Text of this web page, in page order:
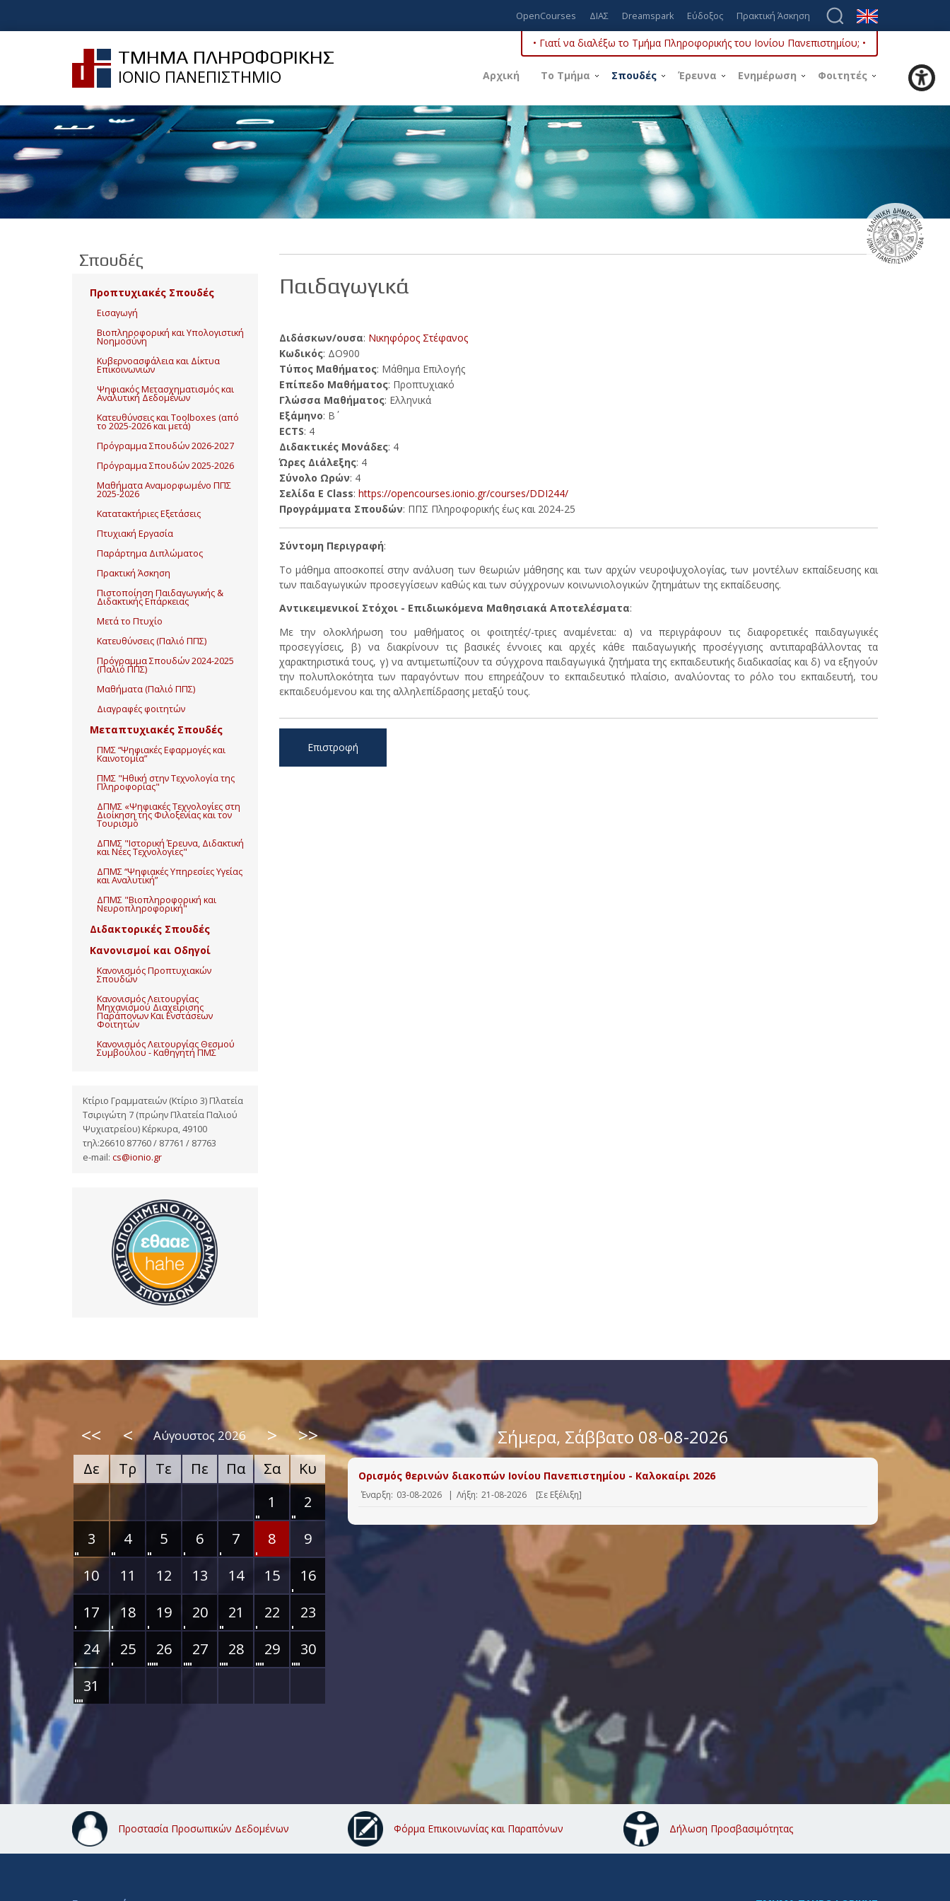
OpenCourses ΔΙΑΣ Dreamspark Εύδοξος Πρακτική Άσκηση
ΤΜΗΜΑ ΠΛΗΡΟΦΟΡΙΚΗΣ
ΙΟΝΙΟ ΠΑΝΕΠΙΣΤΗΜΙΟ
• Γιατί να διαλέξω το Τμήμα Πληροφορικής του Ιονίου Πανεπιστημίου; •
Αρχική Το Τμήμα Σπουδές Έρευνα Ενημέρωση Φοιτητές
Παιδαγωγικά
Διδάσκων/ουσα: Νικηφόρος Στέφανος
Κωδικός: ΔΟ900
Τύπος Μαθήματος: Μάθημα Επιλογής
Επίπεδο Μαθήματος: Προπτυχιακό
Γλώσσα Μαθήματος: Ελληνικά
Εξάμηνο: Β΄
ECTS: 4
Διδακτικές Μονάδες: 4
Ώρες Διάλεξης: 4
Σύνολο Ωρών: 4
Σελίδα E Class: https://opencourses.ionio.gr/courses/DDI244/
Προγράμματα Σπουδών: ΠΠΣ Πληροφορικής έως και 2024-25
Σύντομη Περιγραφή:
Το μάθημα αποσκοπεί στην ανάλυση των θεωριών μάθησης και των αρχών νευροψυχολογίας, των μοντέλων εκπαίδευσης και
των παιδαγωγικών προσεγγίσεων καθώς και των σύγχρονων κοινωνιολογικών ζητημάτων της εκπαίδευσης.
Αντικειμενικοί Στόχοι - Επιδιωκόμενα Μαθησιακά Αποτελέσματα:
Με την ολοκλήρωση του μαθήματος οι φοιτητές/-τριες αναμένεται: α) να περιγράφουν τις διαφορετικές παιδαγωγικές
προσεγγίσεις, β) να διακρίνουν τις βασικές έννοιες και αρχές κάθε παιδαγωγικής προσέγγισης αντιπαραβάλλοντας τα
χαρακτηριστικά τους, γ) να αντιμετωπίζουν τα σύγχρονα παιδαγωγικά ζητήματα της εκπαιδευτικής διαδικασίας και δ) να εξηγούν
την πολυπλοκότητα των παραγόντων που επηρεάζουν το εκπαιδευτικό πλαίσιο, αναλύοντας το ρόλο του εκπαιδευτή, του
εκπαιδευόμενου και της αλληλεπίδρασης μεταξύ τους.
Επιστροφή
Σπουδές
Προπτυχιακές Σπουδές
Εισαγωγή
Βιοπληροφορική και Υπολογιστική
Νοημοσύνη
Κυβερνοασφάλεια και Δίκτυα
Επικοινωνιών
Ψηφιακός Μετασχηματισμός και
Αναλυτική Δεδομένων
Κατευθύνσεις και Toolboxes (από
το 2025-2026 και μετά)
Πρόγραμμα Σπουδών 2026-2027
Πρόγραμμα Σπουδών 2025-2026
Μαθήματα Αναμορφωμένο ΠΠΣ
2025-2026
Κατατακτήριες Εξετάσεις
Πτυχιακή Εργασία
Παράρτημα Διπλώματος
Πρακτική Άσκηση
Πιστοποίηση Παιδαγωγικής &
Διδακτικής Επάρκειας
Μετά το Πτυχίο
Κατευθύνσεις (Παλιό ΠΠΣ)
Πρόγραμμα Σπουδών 2024-2025
(Παλιό ΠΠΣ)
Μαθήματα (Παλιό ΠΠΣ)
Διαγραφές φοιτητών
Μεταπτυχιακές Σπουδές
ΠΜΣ “Ψηφιακές Εφαρμογές και
Καινοτομία”
ΠΜΣ "Ηθική στην Τεχνολογία της
Πληροφορίας"
ΔΠΜΣ «Ψηφιακές Τεχνολογίες στη
Διοίκηση της Φιλοξενίας και τον
Τουρισμό
ΔΠΜΣ "Ιστορική Έρευνα, Διδακτική
και Νέες Τεχνολογίες"
ΔΠΜΣ “Ψηφιακές Υπηρεσίες Υγείας
και Αναλυτική”
ΔΠΜΣ "Βιοπληροφορική και
Νευροπληροφορική"
Διδακτορικές Σπουδές
Κανονισμοί και Οδηγοί
Κανονισμός Προπτυχιακών
Σπουδών
Κανονισμός Λειτουργίας
Μηχανισμού Διαχείρισης
Παράπονων Και Ενστάσεων
Φοιτητών
Κανονισμός Λειτουργίας Θεσμού
Συμβούλου - Καθηγητή ΠΜΣ
Κτίριο Γραμματειών (Κτίριο 3) Πλατεία
Τσιριγώτη 7 (πρώην Πλατεία Παλιού
Ψυχιατρείου) Κέρκυρα, 49100
τηλ:26610 87760 / 87761 / 87763
e-mail: cs@ionio.gr
<< < Αύγουστος 2026 > >>
Δε Τρ Τε Πε Πα Σα
Κυ
1
2
3
4 5 6 7 8
9
10
11 12 13 14 15
16
17
18 19 20 21 22
23
24
25 26 27 28 29
30
31
Σήμερα, Σάββατο 08-08-2026
Ορισμός θερινών διακοπών Ιονίου Πανεπιστημίου - Καλοκαίρι 2026
Έναρξη: 03-08-2026 | Λήξη: 21-08-2026 [Σε Εξέλιξη]
Προστασία Προσωπικών Δεδομένων Φόρμα Επικοινωνίας και Παραπόνων Δήλωση Προσβασιμότητας